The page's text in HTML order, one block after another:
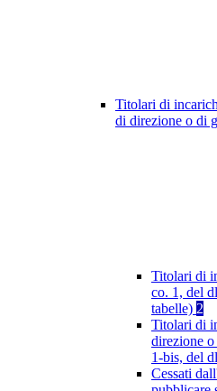
Titolari di
di direzione o di
Titolari di
co. 1, del
tabelle) 2
Titolari di
direzione
1-bis, del
Cessati